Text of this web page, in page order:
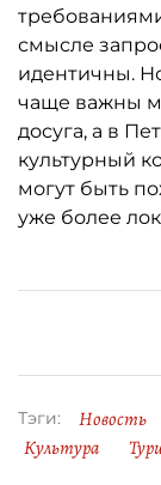
смысле
идентичны.
чаще важны
досуга, а в
культурный
могут быть
уже более
Тэги: Новость
Культура